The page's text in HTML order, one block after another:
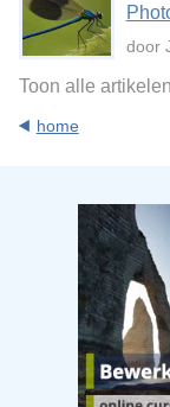
door
Toon alle
home